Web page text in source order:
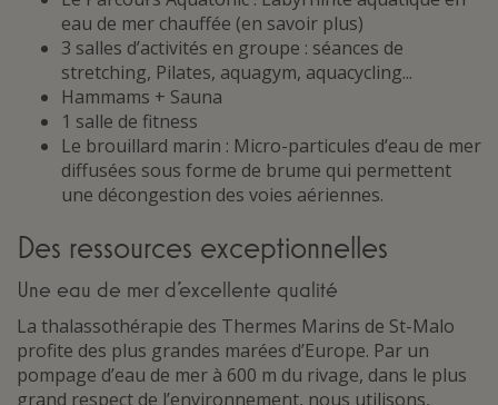
eau de mer chauffée (en savoir plus)
3 salles d’activités en groupe : séances de
stretching, Pilates, aquagym, aquacycling...
Hammams + Sauna
1 salle de fitness
Le brouillard marin : Micro-particules d’eau de mer
diffusées sous forme de brume qui permettent
une décongestion des voies aériennes.
Des ressources exceptionnelles
Une eau de mer d’excellente qualité
La thalassothérapie des Thermes Marins de St-Malo
profite des plus grandes marées d’Europe. Par un
pompage d’eau de mer à 600 m du rivage, dans le plus
grand respect de l’environnement, nous utilisons,